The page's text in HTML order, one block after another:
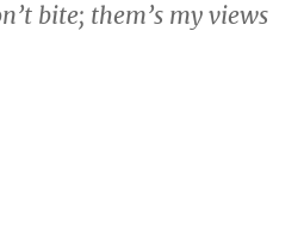
bite; them’s my views